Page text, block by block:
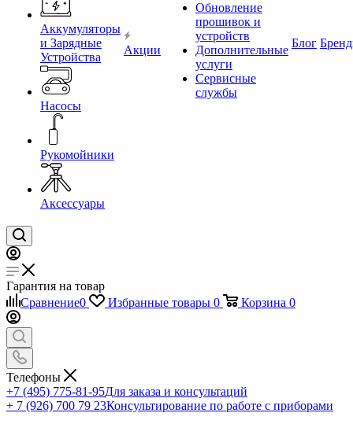
Аккумуляторы
и Зарядные
Устройства
Насосы
Рукомойники
Аксессуары
Акции
Обновление
прошивок и
устройств
Дополнительные
услуги
Сервисные
службы
Блог
Гарантия на товар
Сравнение0 Избранные товары 0 Корзина 0
Телефоны
+7 (495) 775-81-95Для заказа и консультаций
+ 7 (926) 700 79 23Консультирование по работе с приборами